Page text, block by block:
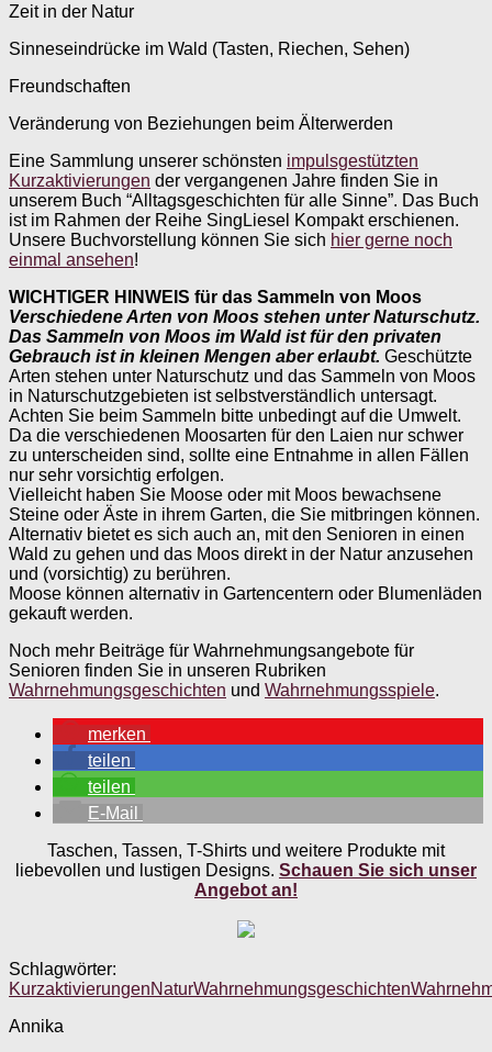
Zeit in der Natur
Sinneseindrücke im Wald (Tasten, Riechen, Sehen)
Freundschaften
Veränderung von Beziehungen beim Älterwerden
Eine Sammlung unserer schönsten impulsgestützten
Kurzaktivierungen der vergangenen Jahre finden Sie in
unserem Buch “Alltagsgeschichten für alle Sinne”. Das Buch
ist im Rahmen der Reihe SingLiesel Kompakt erschienen.
Unsere Buchvorstellung können Sie sich hier gerne noch
einmal ansehen!
WICHTIGER HINWEIS für das Sammeln von Moos
Verschiedene Arten von Moos stehen unter Naturschutz.
Das Sammeln von Moos im Wald ist für den privaten
Gebrauch ist in kleinen Mengen aber erlaubt. Geschützte
Arten stehen unter Naturschutz und das Sammeln von Moos
in Naturschutzgebieten ist selbstverständlich untersagt.
Achten Sie beim Sammeln bitte unbedingt auf die Umwelt.
Da die verschiedenen Moosarten für den Laien nur schwer
zu unterscheiden sind, sollte eine Entnahme in allen Fällen
nur sehr vorsichtig erfolgen.
Vielleicht haben Sie Moose oder mit Moos bewachsene
Steine oder Äste in ihrem Garten, die Sie mitbringen können.
Alternativ bietet es sich auch an, mit den Senioren in einen
Wald zu gehen und das Moos direkt in der Natur anzusehen
und (vorsichtig) zu berühren.
Moose können alternativ in Gartencentern oder Blumenläden
gekauft werden.
Noch mehr Beiträge für Wahrnehmungsangebote für
Senioren finden Sie in unseren Rubriken
Wahrnehmungsgeschichten und Wahrnehmungsspiele.
merken
teilen
teilen
E-Mail
Taschen, Tassen, T-Shirts und weitere Produkte mit
liebevollen und lustigen Designs. Schauen Sie sich unser
Angebot an!
Schlagwörter:
KurzaktivierungenNaturWahrnehmungsgeschichten
Annika